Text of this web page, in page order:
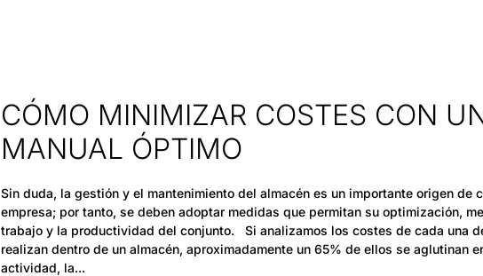
CÓMO MINIMIZAR COSTES CON
MANUAL ÓPTIMO
Sin duda, la gestión y el mantenimiento del almacén es un importante origen de
empresa; por tanto, se deben adoptar medidas que permitan su optimización,
trabajo y la productividad del conjunto. Si analizamos los costes de cada una
realizan dentro de un almacén, aproximadamente un 65% de ellos se aglutinan
actividad, la